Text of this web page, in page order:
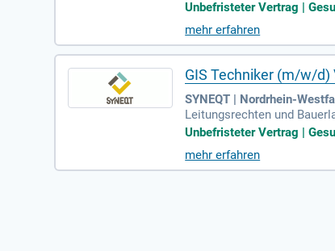
Betreuung bestehender
Unbefristeter Vertrag |
mehr erfahren
GIS Techniker (m/w/
SYNEQT | Nordrhein-
Leitungsrechten und
Betreuung bestehender
Unbefristeter Vertrag |
mehr erfahren